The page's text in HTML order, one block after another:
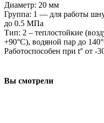
Диаметр: 20 мм
Группа: 1 — для работы
до 0.5 МПа
Тип: 2 – теплостойкие
+90°С), водяной пар до
Работоспособен при t° от -
Вы смотрели